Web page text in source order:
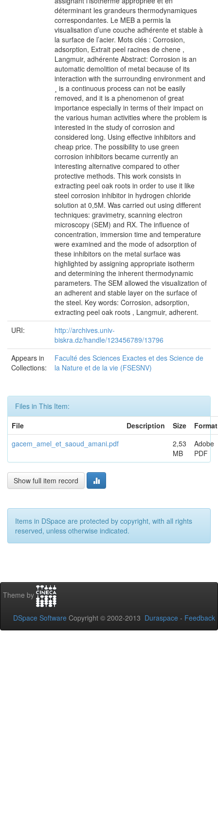
déterminant les grandeurs thermodynamiques
correspondantes. Le MEB a permis la
visualisation d’une couche adhérente et stable à
la surface de l’acier. Mots clés : Corrosion,
adsorption, Extrait peel racines de chene ,
Langmuir, adhérente Abstract: Corrosion is an
automatic demolition of metal because of its
interaction with the surrounding environment and
¸ is a continuous process can not be easily
removed, and it is a phenomenon of great
importance especially in terms of their impact on
the various human activities where the problem is
interested in the study of corrosion and
considered long. Using effective inhibitors and
cheap price. The possibility to use green
corrosion inhibitors became currently an
interesting alternative compared to other
protective methods. This work consists in
extracting peel oak roots in order to use it like
steel corrosion inhibitor in hydrogen chloride
solution at 0,5M. Was carried out using different
techniques: gravimetry, scanning electron
microscopy (SEM) and RX. The influence of
concentration, immersion time and temperature
were examined and the mode of adsorption of
these inhibitors on the metal surface was
highlighted by assigning appropriate isotherm
and determining the inherent thermodynamic
parameters. The SEM allowed the visualization of
an adherent and stable layer on the surface of
the steel. Key words: Corrosion, adsorption,
extracting peel oak roots , Langmuir, adherent.
URI:
http://archives.univ-
biskra.dz/handle/123456789/13796
Appears in
Collections:
Faculté des Sciences Exactes et des Science de
la Nature et de la vie (FSESNV)
Files in This Item:
File
Description Size
Format
gacem_amel_et_saoud_amani.pdf
2,53
MB
Adobe
PDF
Show full item record
Items in DSpace are protected by copyright, with all rights
reserved, unless otherwise indicated.
Theme by
DSpace Software Copyright © 2002-2013 Duraspace - Feedback